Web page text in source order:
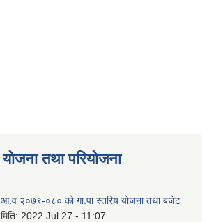
योजना तथा परियोजना
आ.व २०७९-०८० को गा.पा स्तरिय योजना तथा बजेट
मिति: 2022 Jul 27 - 11:07